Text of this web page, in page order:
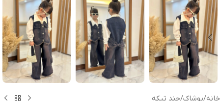
خانه/پوشاک/چند تیکه